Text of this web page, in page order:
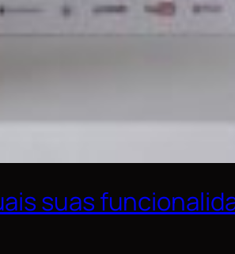
suas